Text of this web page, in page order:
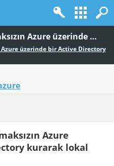
On-premise bir AD olmaksızın Azure üzerinde bir Active Directory kurarak lokal objeler yönetilir mi
üzerinde bir Active Directory
Azure
kurarak lokal